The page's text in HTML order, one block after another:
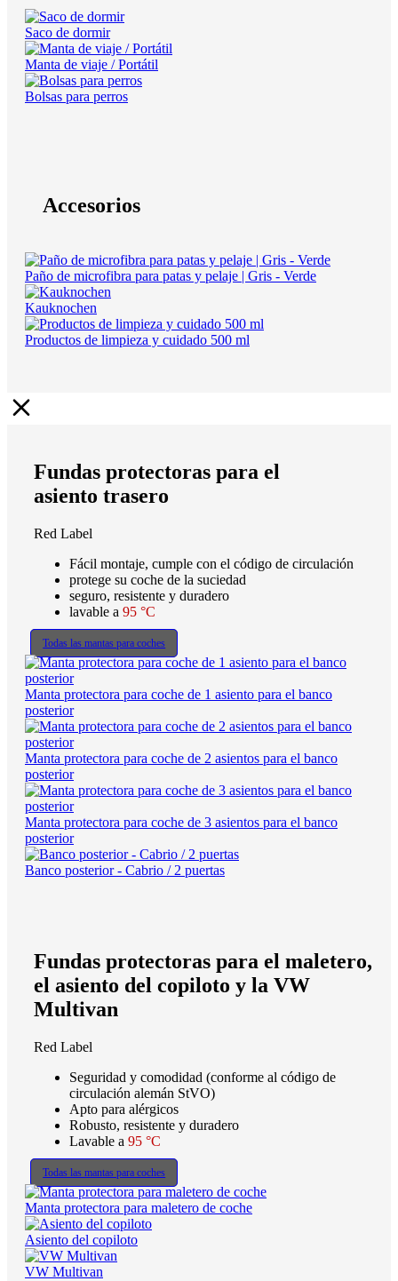
Saco de dormir
Manta de viaje / Portátil
Bolsas para perros
Accesorios
Paño de microfibra para patas y pelaje | Gris - Verde
Kauknochen
Productos de limpieza y cuidado 500 ml
Fundas protectoras para el
asiento trasero
Red Label
Fácil montaje, cumple con el código de circulación
protege su coche de la suciedad
seguro, resistente y duradero
lavable a 95 °C
Todas las mantas para coches
Manta protectora para coche de 1 asiento para el banco
posterior
Manta protectora para coche de 2 asientos para el banco
posterior
Manta protectora para coche de 3 asientos para el banco
posterior
Banco posterior - Cabrio / 2 puertas
Fundas protectoras para el maletero,
el asiento del copiloto y la VW
Multivan
Red Label
Seguridad y comodidad (conforme al código de
circulación alemán StVO)
Apto para alérgicos
Robusto, resistente y duradero
Lavable a 95 °C
Todas las mantas para coches
Manta protectora para maletero de coche
Asiento del copiloto
VW Multivan